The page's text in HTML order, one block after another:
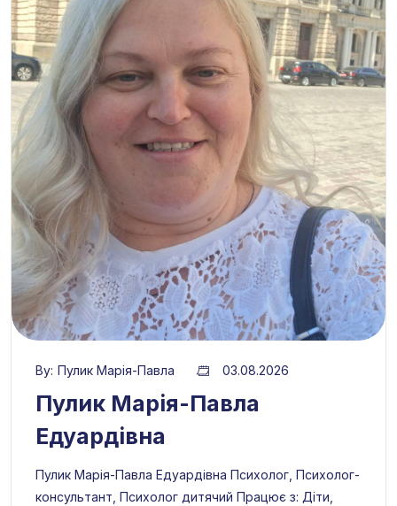
By: Пулик Марія-Павла 03.08.2026
Пулик Марія-Павла
Едуардівна
Пулик Марія-Павла Едуардівна Психолог, Психолог-
консультант, Психолог дитячий Працює з: Діти,